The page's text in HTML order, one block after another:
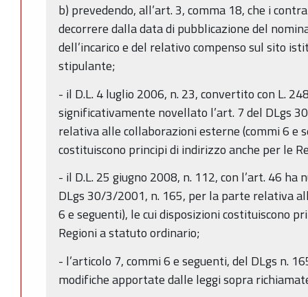
b) prevedendo, all’art. 3, comma 18, che i
decorrere dalla data di pubblicazione del
dell’incarico e del relativo compenso sul sito
stipulante;
- il D.L. 4 luglio 2006, n. 23, convertito con L.
significativamente novellato l’art. 7 del DLgs
relativa alle collaborazioni esterne (commi 6 e
costituiscono principi di indirizzo anche per le
- il D.L. 25 giugno 2008, n. 112, con l’art. 46
DLgs 30/3/2001, n. 165, per la parte relativa
6 e seguenti), le cui disposizioni costituiscono
Regioni a statuto ordinario;
- l’articolo 7, commi 6 e seguenti, del DLgs n.
modifiche apportate dalle leggi sopra